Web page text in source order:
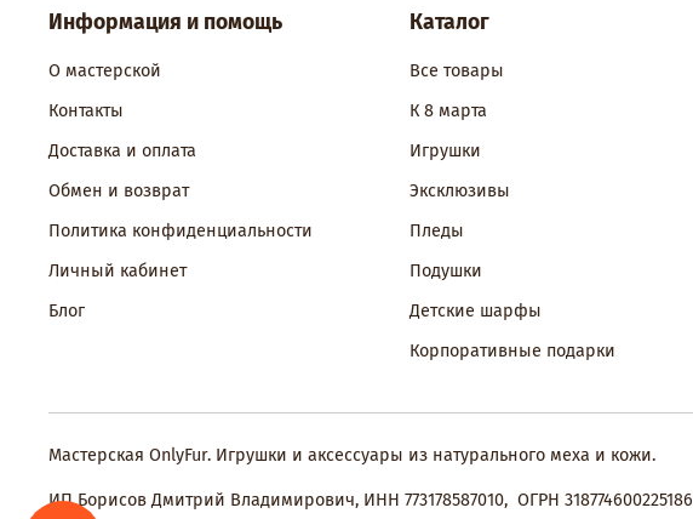
Информация и помощь
О мастерской
Контакты
Доставка и оплата
Обмен и возврат
Политика конфиденциальности
Личный кабинет
Блог
Каталог
Все товары
К 8 марта
Игрушки
Эксклюзивы
Пледы
Подушки
Детские шарфы
Корпоративные подарки
Мастерская OnlyFur. Игрушки и аксессуары из натурального меха и кожи.
ИП Борисов Дмитрий Владимирович, ИНН 773178587010, ОГРН 318774600225186